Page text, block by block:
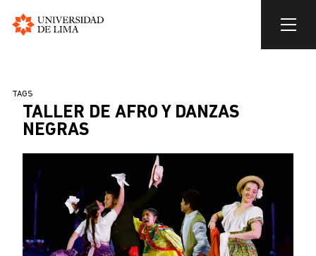
contenido
principal
SOBRESCRIBIR
ENLACES
DE
AYUDA
NAVEGACIÓN
TAGS
TALLER DE AFRO Y DANZAS
NEGRAS